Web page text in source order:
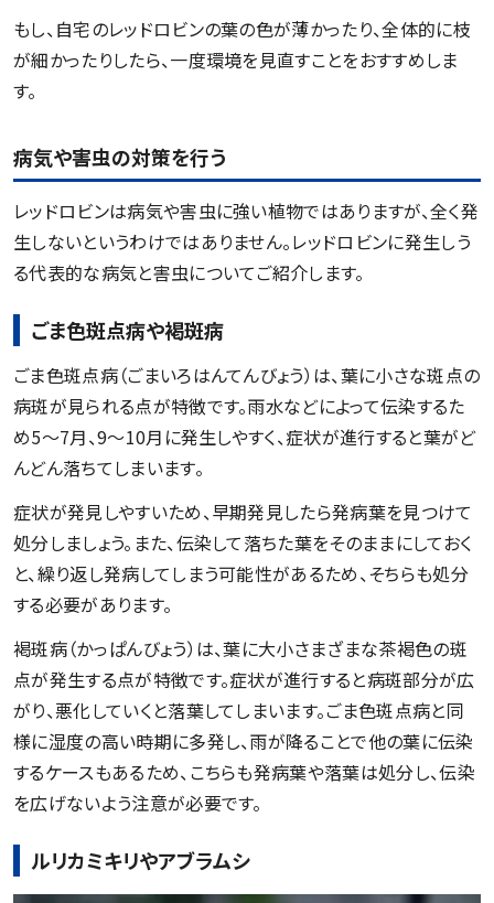
もし、自宅のレッドロビンの葉の色が薄かったり、全体的に枝
が細かったりしたら、一度環境を見直すことをおすすめしま
す。
病気や害虫の対策を行う
レッドロビンは病気や害虫に強い植物ではありますが、全く発
生しないというわけではありません。レッドロビンに発生しう
る代表的な病気と害虫についてご紹介します。
ごま色斑点病や褐斑病
ごま色斑点病（ごまいろはんてんびょう）は、葉に小さな斑点の
病斑が見られる点が特徴です。雨水などによって伝染するた
め5～7月、9～10月に発生しやすく、症状が進行すると葉がど
んどん落ちてしまいます。
症状が発見しやすいため、早期発見したら発病葉を見つけて
処分しましょう。また、伝染して落ちた葉をそのままにしておく
と、繰り返し発病してしまう可能性があるため、そちらも処分
する必要があります。
褐斑病（かっぱんびょう）は、葉に大小さまざまな茶褐色の斑
点が発生する点が特徴です。症状が進行すると病斑部分が広
がり、悪化していくと落葉してしまいます。ごま色斑点病と同
様に湿度の高い時期に多発し、雨が降ることで他の葉に伝染
するケースもあるため、こちらも発病葉や落葉は処分し、伝染
を広げないよう注意が必要です。
ルリカミキリやアブラムシ